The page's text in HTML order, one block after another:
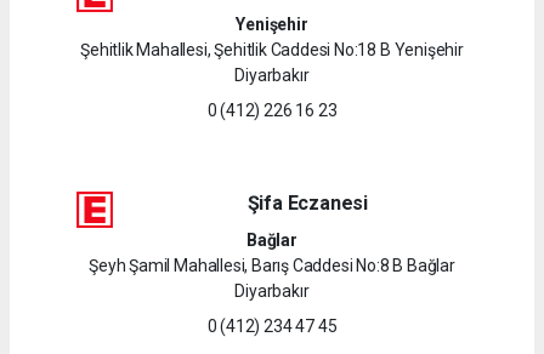
Yenişehir
Şehitlik Mahallesi, Şehitlik Caddesi No:18 B Yenişehir
Diyarbakır
0 (412) 226 16 23
Şifa Eczanesi
Bağlar
Şeyh Şamil Mahallesi, Barış Caddesi No:8 B Bağlar
Diyarbakır
0 (412) 234 47 45